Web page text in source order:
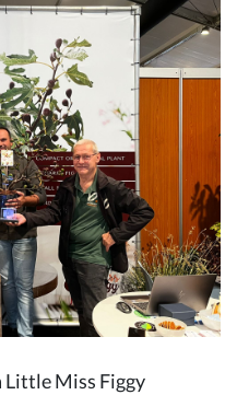
Little Miss Figgy